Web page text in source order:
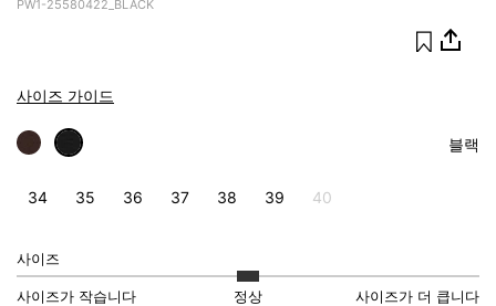
PW1-25580422_BLACK
사이즈 가이드
블랙
34 35 36 37 38 39 40
사이즈
사이즈가 작습니다 정상 사이즈가 더 큽니다